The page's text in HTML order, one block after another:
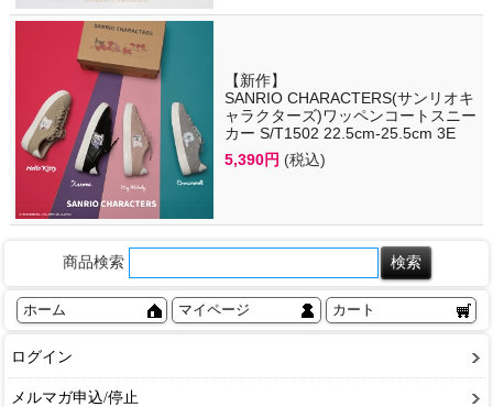
【新作】
SANRIO CHARACTERS(サンリオキ
ャラクターズ)ワッペンコートスニー
カー S/T1502 22.5cm-25.5cm 3E
5,390円 (税込)
商品検索
ホーム マイページ カート
ログイン
メルマガ申込/停止